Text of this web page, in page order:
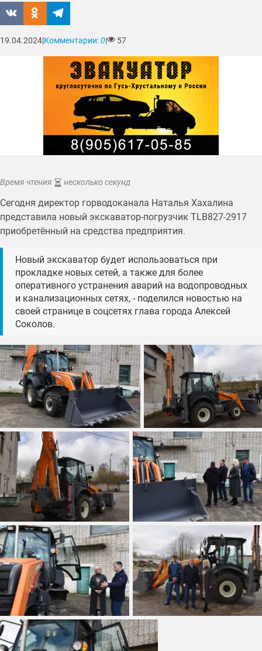
Время чтения несколько секунд
Сегодня директор горводоканала Наталья Хахалина
представила новый экскаватор-погрузчик TLB827-2917
приобретённый на средства предприятия.
Новый экскаватор будет использоваться при
прокладке новых сетей, а также для более
оперативного устранения аварий на водопроводных
и канализационных сетях, - поделился новостью на
своей странице в соцсетях глава города Алексей
Соколов.
19.04.2024|Комментарии:0| 57